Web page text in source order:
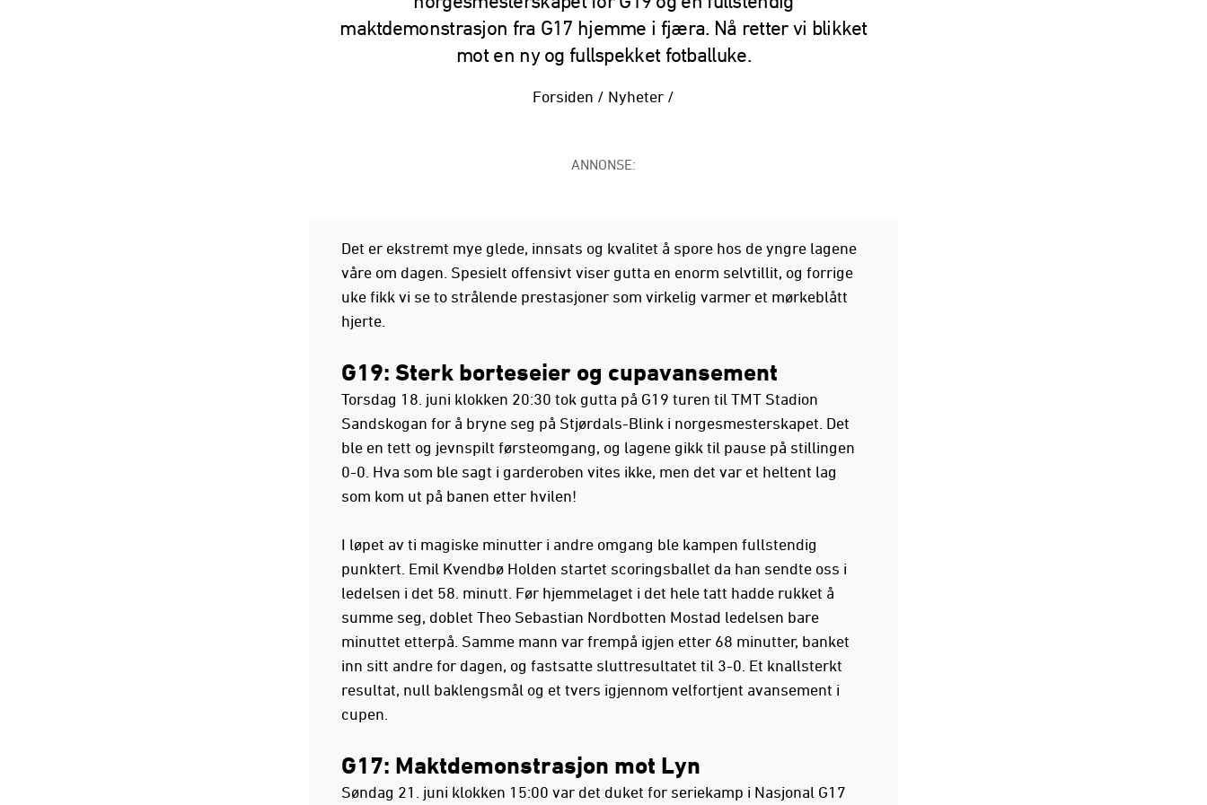
maktdemonstrasjon fra G17 hjemme i fjæra. Nå retter vi blikket
mot en ny og fullspekket fotballuke.
Forsiden / Nyheter /
ANNONSE:
Det er ekstremt mye glede, innsats og kvalitet å spore hos de yngre lagene
våre om dagen. Spesielt offensivt viser gutta en enorm selvtillit, og forrige
uke fikk vi se to strålende prestasjoner som virkelig varmer et mørkeblått
hjerte.
G19: Sterk borteseier og cupavansement
Torsdag 18. juni klokken 20:30 tok gutta på G19 turen til TMT Stadion
Sandskogan for å bryne seg på Stjørdals-Blink i norgesmesterskapet. Det
ble en tett og jevnspilt førsteomgang, og lagene gikk til pause på stillingen
0-0. Hva som ble sagt i garderoben vites ikke, men det var et heltent lag
som kom ut på banen etter hvilen!
I løpet av ti magiske minutter i andre omgang ble kampen fullstendig
punktert. Emil Kvendbø Holden startet scoringsballet da han sendte oss i
ledelsen i det 58. minutt. Før hjemmelaget i det hele tatt hadde rukket å
summe seg, doblet Theo Sebastian Nordbotten Mostad ledelsen bare
minuttet etterpå. Samme mann var frempå igjen etter 68 minutter, banket
inn sitt andre for dagen, og fastsatte sluttresultatet til 3-0. Et knallsterkt
resultat, null baklengsmål og et tvers igjennom velfortjent avansement i
cupen.
G17: Maktdemonstrasjon mot Lyn
Søndag 21. juni klokken 15:00 var det duket for seriekamp i Nasjonal G17